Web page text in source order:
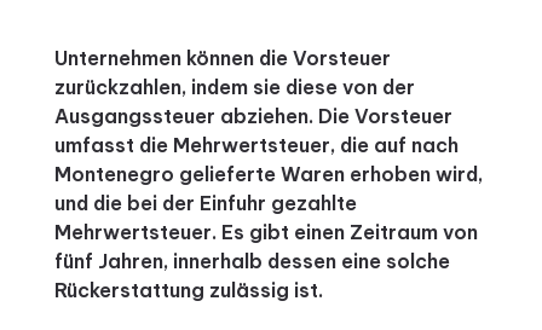
Unternehmen können die Vorsteuer
zurückzahlen, indem sie diese von der
Ausgangssteuer abziehen. Die Vorsteuer
umfasst die Mehrwertsteuer, die auf nach
Montenegro gelieferte Waren erhoben wird,
und die bei der Einfuhr gezahlte
Mehrwertsteuer. Es gibt einen Zeitraum von
fünf Jahren, innerhalb dessen eine solche
Rückerstattung zulässig ist.